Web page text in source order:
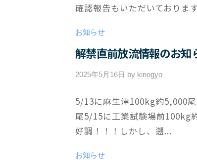
コ
確認報告もいただいておりま
お知らせ
解禁直前放流情報のお知
2025年5月16日 by kinogyo
件
の
コ
5/13に麻生津100kg約5,000
尾5/15に工業試験場前100kg
好調！！！しかし、遡...
お知らせ